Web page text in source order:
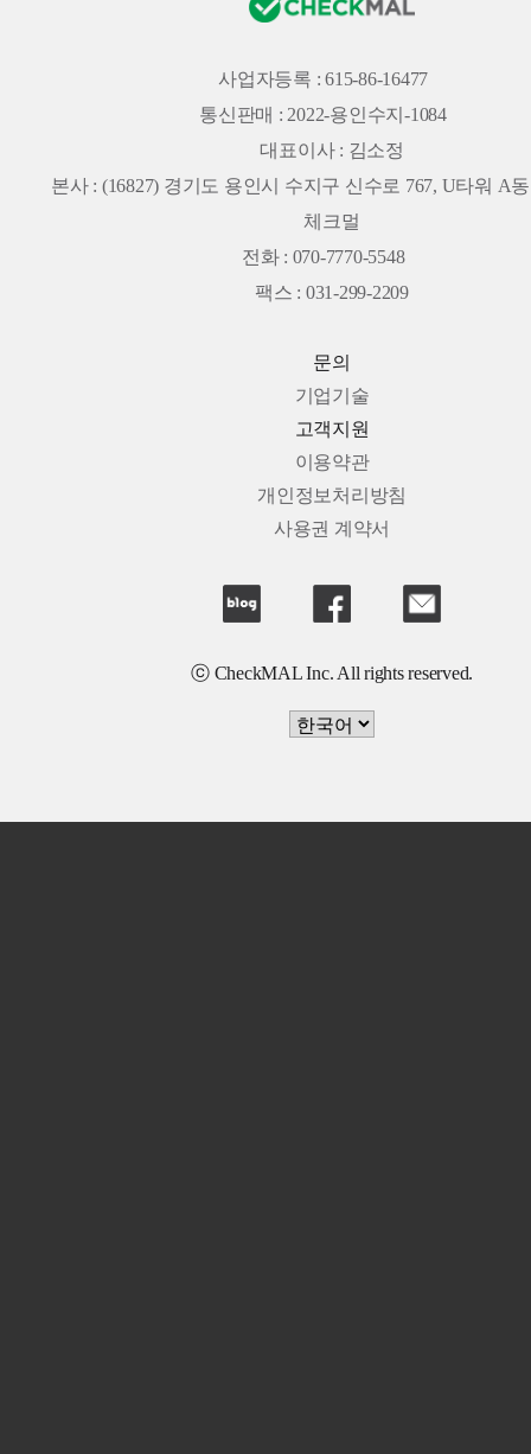
사업자등록 : 615-86-16477
통신판매 : 2022-용인수지-1084
대표이사 : 김소정
본사 : (16827) 경기도 용인시 수지구 신수로 767, U타워 A
체크멀
전화 : 070-7770-5548
팩스 : 031-299-2209
문의
기업기술
고객지원
이용약관
개인정보처리방침
사용권 계약서
ⓒ CheckMAL Inc. All rights reserved.